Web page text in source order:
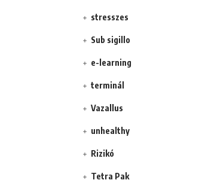
stresszes
Sub sigillo
e-learning
terminál
Vazallus
unhealthy
Rizikó
Tetra Pak